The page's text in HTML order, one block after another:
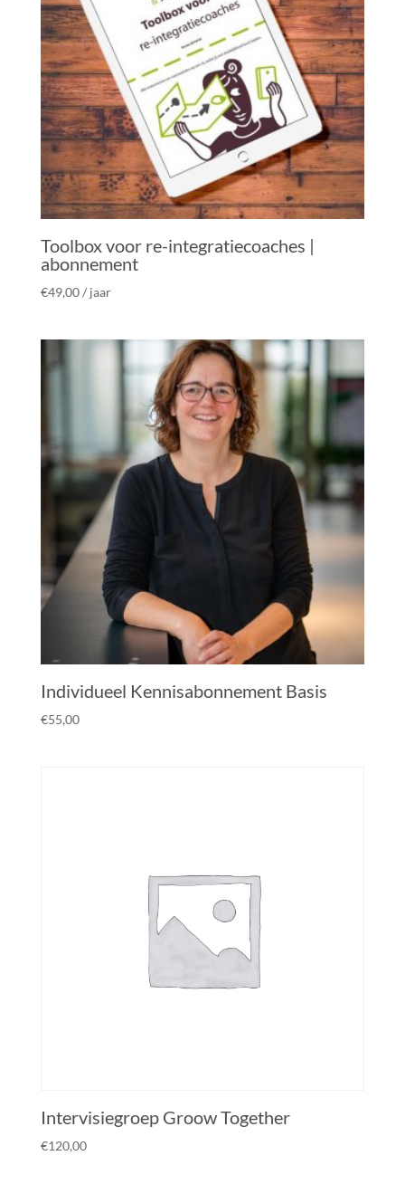
Toolbox voor re-integratiecoaches |
abonnement
€49,00/ jaar
Individueel Kennisabonnement Basis
€55,00
Intervisiegroep Groow Together
€120,00